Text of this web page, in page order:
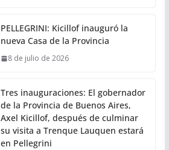
PELLEGRINI: Kicillof inauguró la
nueva Casa de la Provincia
8 de julio de 2026
Tres inauguraciones: El gobernador
de la Provincia de Buenos Aires,
Axel Kicillof, después de culminar
su visita a Trenque Lauquen estará
en Pellegrini